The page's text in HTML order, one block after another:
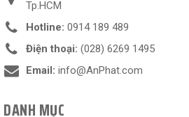
Tp.HCM
Hotline: 0914 189 489
Điện thoại: (028) 6269 1495
Email: info@AnPhat.com
DANH MỤC